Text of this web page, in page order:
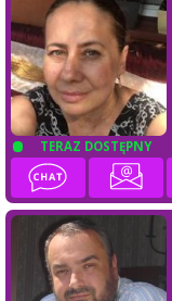
TERAZ DOSTĘPNY